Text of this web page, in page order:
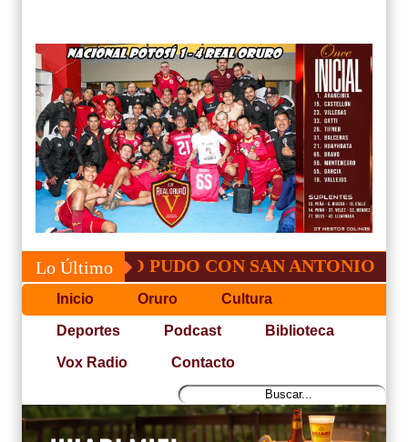
Lo Último
NO PUDO CON SAN ANTONIO
Inicio Oruro Cultura
Deportes Podcast Biblioteca
Vox Radio Contacto